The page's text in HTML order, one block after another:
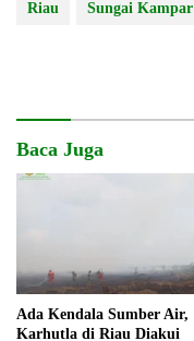
Riau Sungai Kampar
Baca Juga
Ada Kendala Sumber Air,
Karhutla di Riau Diakui